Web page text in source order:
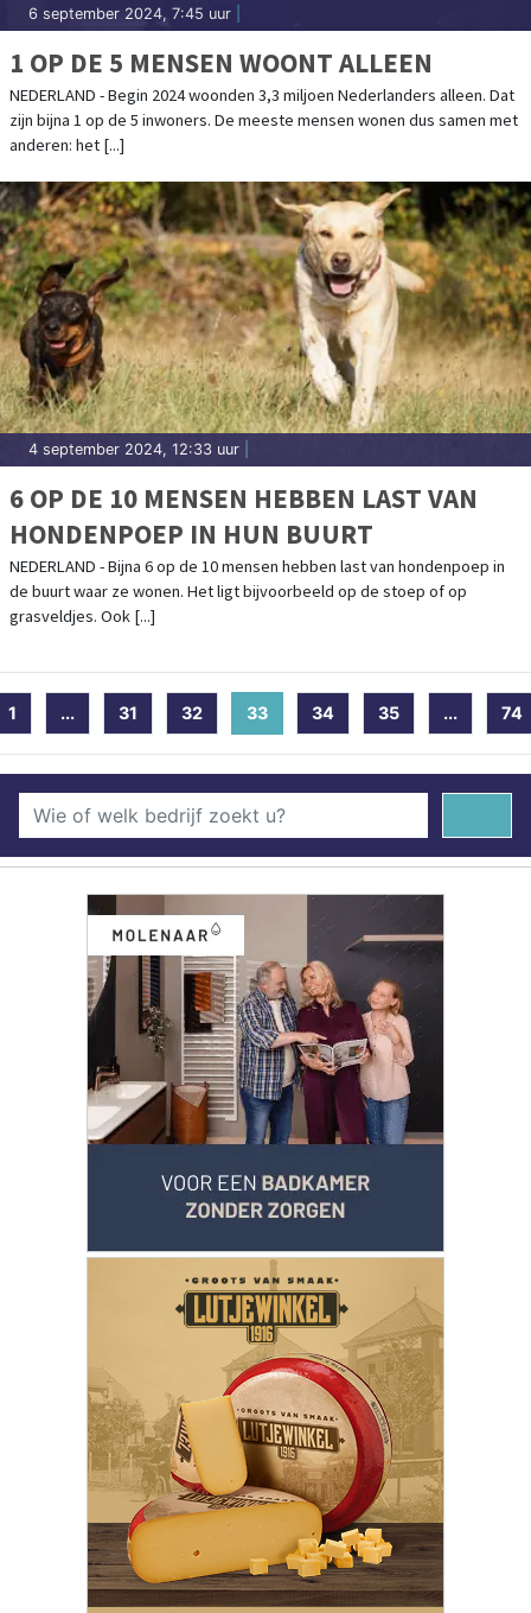
6 september 2024, 7:45 uur
1 OP DE 5 MENSEN WOONT ALLEEN
NEDERLAND - Begin 2024 woonden 3,3 miljoen Nederlanders alleen. Dat
zijn bijna 1 op de 5 inwoners. De meeste mensen wonen dus samen met
anderen: het [...]
4 september 2024, 12:33 uur
6 OP DE 10 MENSEN HEBBEN LAST VAN
HONDENPOEP IN HUN BUURT
NEDERLAND - Bijna 6 op de 10 mensen hebben last van hondenpoep in
de buurt waar ze wonen. Het ligt bijvoorbeeld op de stoep of op
grasveldjes. Ook [...]
1 ... 31 32 33 (current)
34 35 ... 74